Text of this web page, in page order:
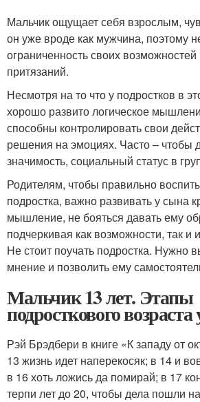
Мальчик ощущает себя взрослым,
он уже вроде как мужчина, поэтому
ограниченность своих возможностей
притязаний.
Несмотря на то что у подростков в
хорошо развито логическое
способны контролировать свои
решения на эмоциях. Часто – чтобы
значимость, социальный статус в
Родителям, чтобы правильно
подростка, важно развивать у сына
мышление, не бояться давать ему
подчеркивая как возможности, так и
Не стоит поучать подростка. Нужно
мнение и позволить ему
Мальчик 13 лет. Этапы
подросткового
Рэй Брэдбери в книге «К западу от
13 жизнь идет наперекосяк; в 14 и
в 16 хоть ложись да помирай; в 17
терпи лет до 20, чтобы дела пошли